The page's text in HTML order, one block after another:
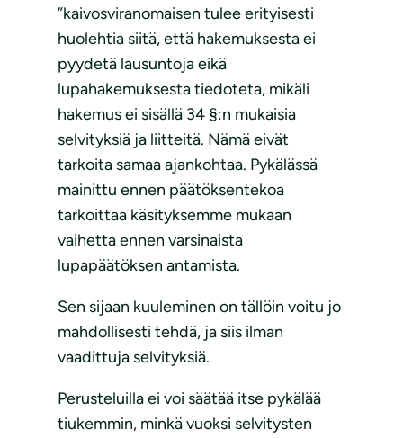
”kaivosviranomaisen tulee erityisesti
huolehtia siitä, että hakemuksesta ei
pyydetä lausuntoja eikä
lupahakemuksesta tiedoteta, mikäli
hakemus ei sisällä 34 §:n mukaisia
selvityksiä ja liitteitä. Nämä eivät
tarkoita samaa ajankohtaa. Pykälässä
mainittu ennen päätöksentekoa
tarkoittaa käsityksemme mukaan
vaihetta ennen varsinaista
lupapäätöksen antamista.
Sen sijaan kuuleminen on tällöin voitu jo
mahdollisesti tehdä, ja siis ilman
vaadittuja selvityksiä.
Perusteluilla ei voi säätää itse pykälää
tiukemmin, minkä vuoksi selvitysten